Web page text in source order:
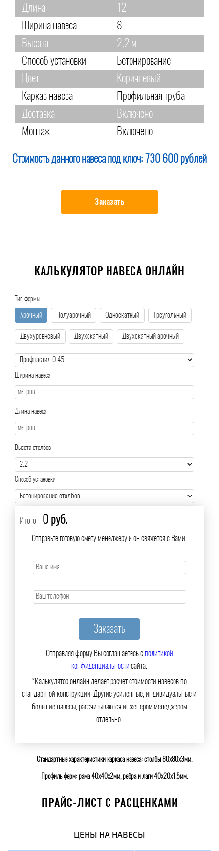
Длина
12
Ширина навеса
8
Высота
2,2 м
Способ установки
Бетонирование
Цвет
Коричневый
Каркас навеса
Профильная труба
Доставка
Включено
Монтаж
Включено
Стоимость данного навеса под ключ: 730 600 рублей
Заказать
КАЛЬКУЛЯТОР НАВЕСА ОНЛАЙН
Тип фермы
Арочный Полуарочный Односкатный Треугольный
Двухуровневый Двухскатный Двухскатный арочный
Ширина навеса
Длина навеса
Высота столбов
Способ установки
Итого: 0 руб.
Отправьте готовую смету менеджеру и он свяжется с Вами.
Отправляя форму Вы соглашаетесь сполитикой
конфиденциальности сайта.
*Калькулятор онлайн делает расчет стоимости навесов по
стандартной конструкции. Другие усиленные, индивидуальные и
большие навесы, рассчитываются инженером менеджером
отдельно.
Стандартные характеристики каркаса навеса: столбы 80х80х3мм.
Профиль ферм: рама 40х40х2мм, ребра и лаги 40х20х1.5мм.
ПРАЙС-ЛИСТ С РАСЦЕНКАМИ
ЦЕНЫ НА НАВЕСЫ